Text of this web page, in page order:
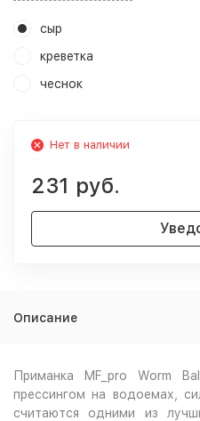
сыр
креветка
чеснок
Нет в наличии
231 руб.
Описание
Приманка MF_pro Worm
прессингом на водоемах,
считаются одними из